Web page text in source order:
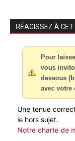
RÉAGISSEZ À CET
Pour
vous
dessous
avec votre
Une tenue
le hors sujet.
Notre charte de